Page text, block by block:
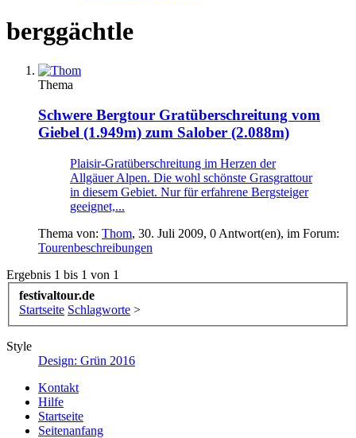
berggächtle
Thema
Schwere Bergtour Gratüberschreitung vom
Giebel (1.949m) zum Salober (2.088m)
Plaisir-Gratüberschreitung im Herzen der
Allgäuer Alpen. Die wohl schönste Grasgrattour
in diesem Gebiet. Nur für erfahrene Bergsteiger
geeignet,...
Thema von: Thom, 30. Juli 2009, 0 Antwort(en), im Forum:
Tourenbeschreibungen
Ergebnis 1 bis 1 von 1
festivaltour.de
Startseite Schlagworte >
Style
Design: Grün 2016
Kontakt
Hilfe
Startseite
Seitenanfang